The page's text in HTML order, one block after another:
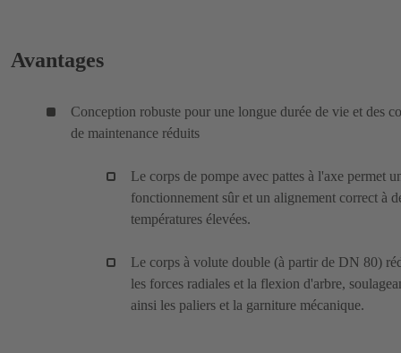
Avantages
Conception robuste pour une longue durée de vie et des
de maintenance réduits
Le corps de pompe avec pattes à l'axe permet
fonctionnement sûr et un alignement correct à
températures élevées.
Le corps à volute double (à partir de DN 80)
les forces radiales et la flexion d'arbre,
ainsi les paliers et la garniture mécanique.